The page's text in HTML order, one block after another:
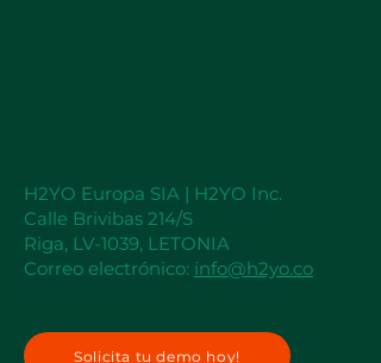
H2YO Europa SIA | H2YO Inc.
Calle Brivibas 214/S
Riga, LV-1039, LETONIA
Correo electrónico: info@h2yo.co
Solicita tu demo hoy!